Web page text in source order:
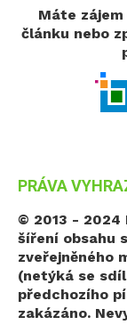
Máte
článku nebo
PRÁVA
© 2013 - 2024
šíření obsahu
zveřejněného
(netýká se
předchozího
zakázáno.